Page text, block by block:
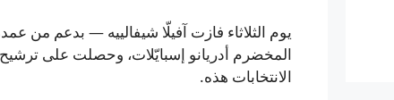
يوم الثلاثاء فازت آفيلّا شيفالييه — بدعم من
المخضرم أدريانو إسبايّلات، وحصلت على
الانتخابات هذه.